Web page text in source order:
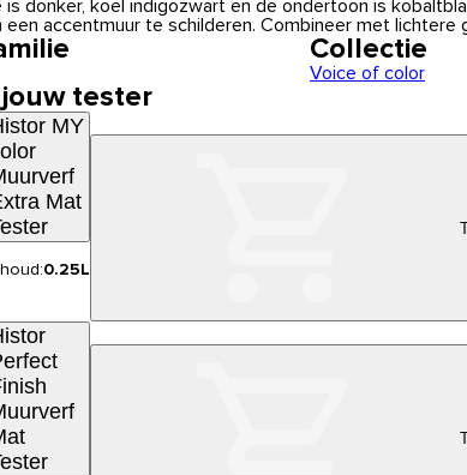
is donker, koel indigozwart en de ondertoon is
accentmuur te schilderen. Combineer met lichtere
Collectie
Voice of color
tester
MY
Mat
0.25L